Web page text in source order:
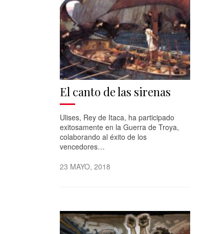
El canto de las sirenas
Ulises, Rey de Itaca, ha participado
exitosamente en la Guerra de Troya,
colaborando al éxito de los
vencedores…
23 MAYO, 2018